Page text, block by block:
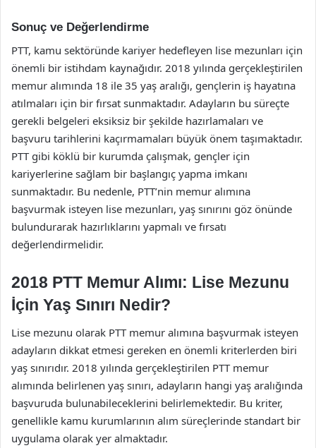
Sonuç ve Değerlendirme
PTT, kamu sektöründe kariyer hedefleyen lise mezunları için
önemli bir istihdam kaynağıdır. 2018 yılında gerçekleştirilen
memur alımında 18 ile 35 yaş aralığı, gençlerin iş hayatına
atılmaları için bir fırsat sunmaktadır. Adayların bu süreçte
gerekli belgeleri eksiksiz bir şekilde hazırlamaları ve
başvuru tarihlerini kaçırmamaları büyük önem taşımaktadır.
PTT gibi köklü bir kurumda çalışmak, gençler için
kariyerlerine sağlam bir başlangıç yapma imkanı
sunmaktadır. Bu nedenle, PTT’nin memur alımına
başvurmak isteyen lise mezunları, yaş sınırını göz önünde
bulundurarak hazırlıklarını yapmalı ve fırsatı
değerlendirmelidir.
2018 PTT Memur Alımı: Lise Mezunu
İçin Yaş Sınırı Nedir?
Lise mezunu olarak PTT memur alımına başvurmak isteyen
adayların dikkat etmesi gereken en önemli kriterlerden biri
yaş sınırıdır. 2018 yılında gerçekleştirilen PTT memur
alımında belirlenen yaş sınırı, adayların hangi yaş aralığında
başvuruda bulunabileceklerini belirlemektedir. Bu kriter,
genellikle kamu kurumlarının alım süreçlerinde standart bir
uygulama olarak yer almaktadır.